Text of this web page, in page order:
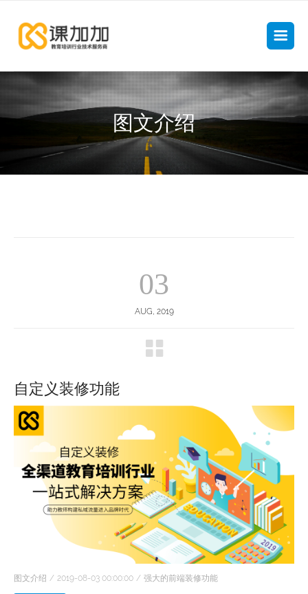
图文介绍
03
AUG, 2019
自定义装修功能
图文介绍 2019-08-03 00:00:00 强大的前端装修功能